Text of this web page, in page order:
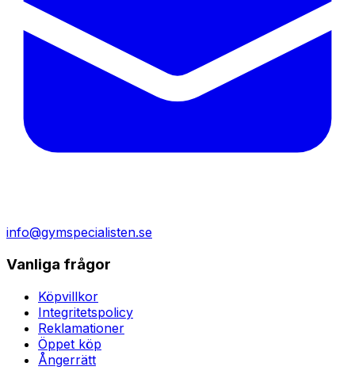
info@gymspecialisten.se
Vanliga frågor
Köpvillkor
Integritetspolicy
Reklamationer
Öppet köp
Ångerrätt